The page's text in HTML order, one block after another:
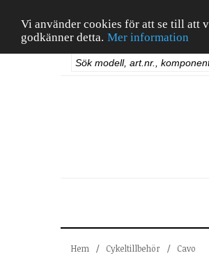
Vi använder cookies för att se till att
godkänner detta. Mer information
Hem / Cykeltillbehör / Cavo